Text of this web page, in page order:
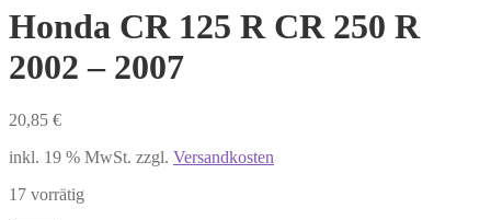
Honda CR 125 R CR 250 R
2002 – 2007
20,85 €
inkl. 19 % MwSt. zzgl. Versandkosten
17 vorrätig